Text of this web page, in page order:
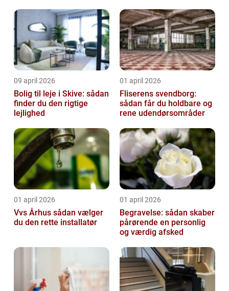
09 april 2026
Bolig til leje i Skive: sådan
finder du den rigtige
lejlighed
01 april 2026
Fliserens svendborg:
sådan får du holdbare og
rene udendørsområder
01 april 2026
Vvs Århus sådan vælger
du den rette installatør
01 april 2026
Begravelse: sådan skaber
pårørende en personlig
og værdig afsked